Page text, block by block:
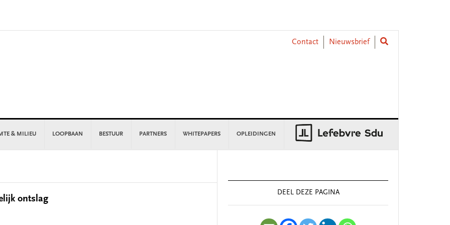
Contact
Nieuwsbrief
& MILIEU LOOPBAAN BESTUUR PARTNERS WHITEPAPERS OPLEIDINGEN
ontslag
Sidebar
DEEL DEZE PAGINA